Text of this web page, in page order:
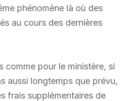
phénomène là où des
au cours des dernières
comme pour le ministère, si
aussi longtemps que prévu,
frais supplémentaires de